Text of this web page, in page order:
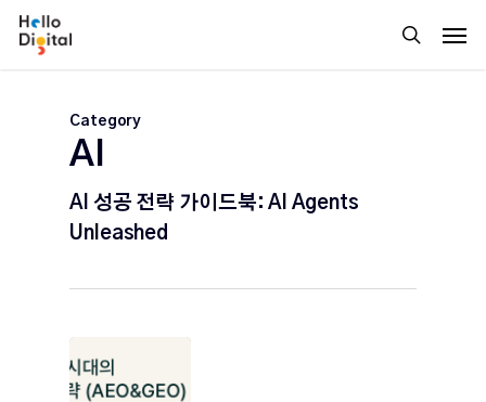
Skip
search
Category
AI
AI 성공 전략 가이드북: AI Agents
Unleashed